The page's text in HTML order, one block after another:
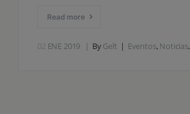
Read more
02 ENE 2019 ByGelt Eventos, Noticias,